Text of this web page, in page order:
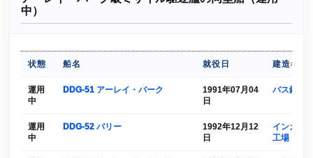
中）
状態 船名 就役日 建造者
運用
中
DDG-51 アーレイ・バーク
1991年07月04
日
バス鉄工
運用
中
DDG-52 バリー
1992年12月12
日
インガル
工場